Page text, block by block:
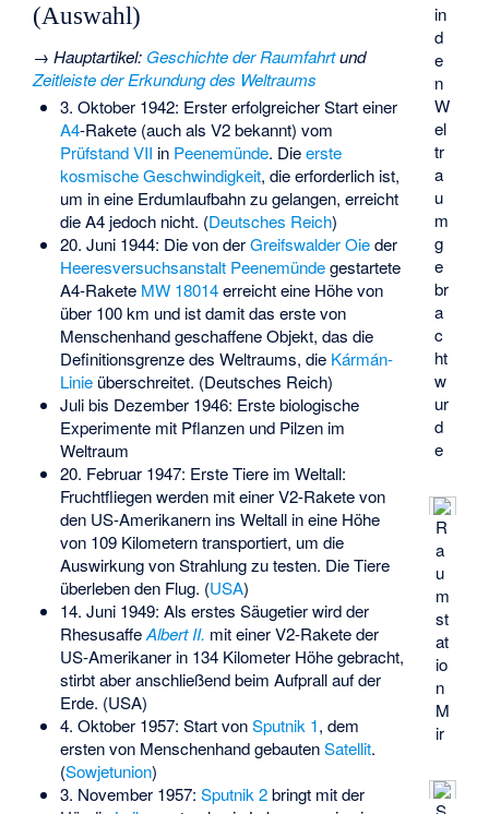
in
d
e
n
W
el
tr
a
u
m
g
e
br
a
c
ht
w
ur
d
e
R
a
u
m
st
at
io
n
M
ir
(Auswahl)
→Hauptartikel: Geschichte der Raumfahrtund
Zeitleiste der Erkundung des Weltraums
3. Oktober 1942: Erster erfolgreicher Start einer
A4-Rakete (auch als V2 bekannt) vom
Prüfstand VII in Peenemünde. Dieerste
kosmische Geschwindigkeit, die erforderlich ist,
um in eine Erdumlaufbahn zu gelangen, erreicht
die A4 jedoch nicht. (Deutsches Reich)
20. Juni 1944: Die von derGreifswalder Oieder
Heeresversuchsanstalt Peenemündegestartete
A4-Rakete MW 18014erreicht eine Höhe von
über 100 km und ist damit das erste von
Menschenhand geschaffene Objekt, das die
Definitionsgrenze des Weltraums, die Kármán-
Linieüberschreitet. (Deutsches Reich)
Juli bis Dezember 1946: Erste biologische
Experimente mit Pflanzen und Pilzen im
Weltraum
20. Februar 1947: Erste Tiere im Weltall:
Fruchtfliegen werden mit einer V2-Rakete von
den US-Amerikanern ins Weltall in eine Höhe
von 109 Kilometern transportiert, um die
Auswirkung von Strahlung zu testen. Die Tiere
überleben den Flug. (USA)
14. Juni 1949: Als erstes Säugetier wird der
RhesusaffeAlbert II. mit einer V2-Rakete der
US-Amerikaner in 134 Kilometer Höhe gebracht,
stirbt aber anschließend beim Aufprall auf der
Erde. (USA)
4. Oktober 1957: Start vonSputnik 1, dem
ersten von Menschenhand gebautenSatellit.
(Sowjetunion)
3. November 1957: Sputnik 2bringt mit der